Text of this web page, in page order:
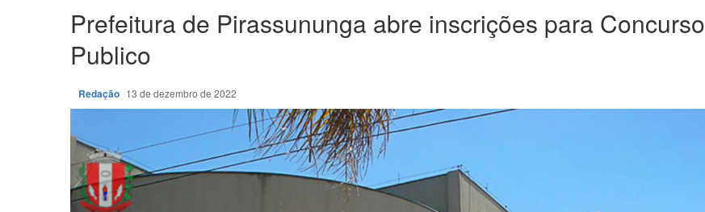
Prefeitura de Pirassununga abre inscrições para Concurso
Publico
Redação 13 de dezembro de 2022